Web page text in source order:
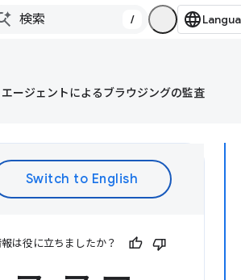
/
エージェントによるブラウジングの監査
は役に立ちましたか？